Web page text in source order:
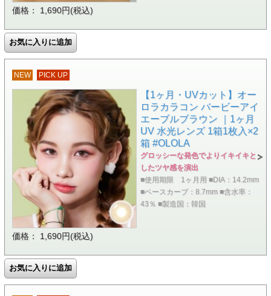
価格： 1,690円(税込)
NEW PICK UP
【1ヶ月・UVカット】オー
ロラカラコン バービーアイ
エーブルブラウン ｜1ヶ月
UV 水光レンズ 1箱1枚入×2
箱 #OLOLA
グロッシーな発色でよりイキイキと
したツヤ感を演出
■使用期限 1ヶ月用 ■DIA：14.2mm
■ベースカーブ：8.7mm ■含水率：
43％ ■製造国：韓国
価格： 1,690円(税込)